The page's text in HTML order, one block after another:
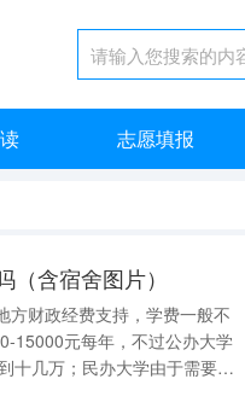
志愿填报
含宿舍图片）
15000元每年，不过公办大学
十几万；民办大学由于需要自
业8000-15000元每年，也有